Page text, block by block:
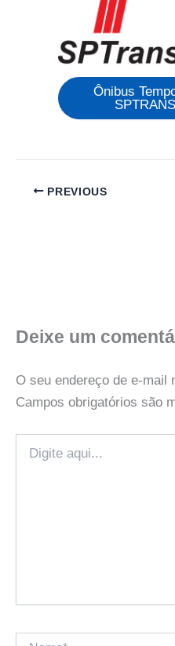
Ônibus
PREVIOUS
Deixe um
O seu endereço de e-mail
Campos obrigatórios são
aqui...
Name*